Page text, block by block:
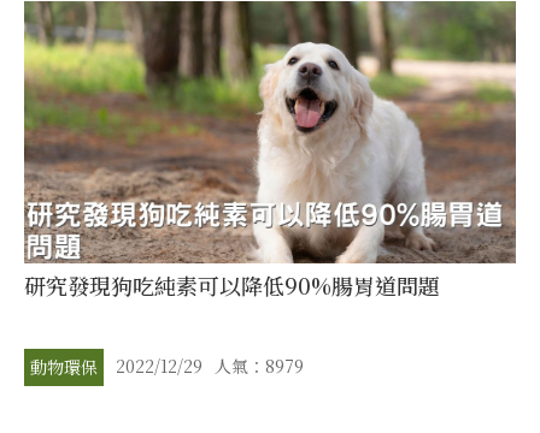
研究發現狗吃純素可以降低90%腸胃道問題
動物環保 2022/12/29 人氣：8979